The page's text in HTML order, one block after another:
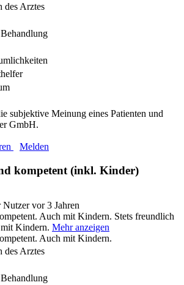
des Arztes
subjektive Meinung eines Patienten und
GmbH.
Melden
kompetent (inkl. Kinder)
Nutzervor 3 Jahren
Auch mit Kindern. Stets freundlich
Kindern. Mehr anzeigen
Auch mit Kindern.
des Arztes